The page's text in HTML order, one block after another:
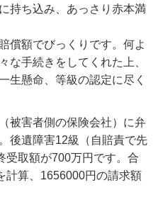
持ち込み、あっさり赤本満
償額でびっくりです。何よ
な手続きをしてくれた上、
生懸命、等級の認定に尽く
被害者側の保険会社）に弁
後遺障害12級（自賠責で先
受取額が700万円です。合
計算、1656000円の請求額